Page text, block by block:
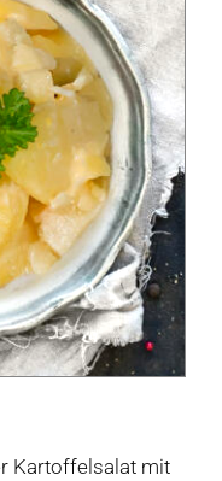
Kartoffelsalat mit